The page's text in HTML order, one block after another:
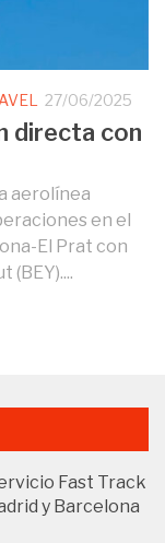
27/06/2025
directa con
aerolínea
en el
El Prat con
Fast Track
y Barcelona